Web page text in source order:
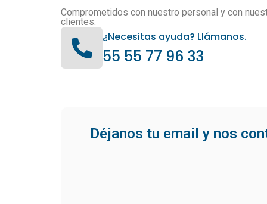
Comprometidos con nuestro personal y con
clientes.
¿Necesitas ayuda? Llámanos.
55 55 77 96 33
Déjanos tu email y nos